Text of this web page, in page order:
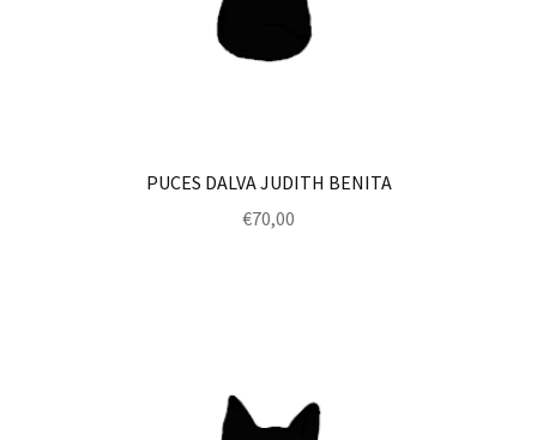
PUCES DALVA JUDITH BENITA
€70,00